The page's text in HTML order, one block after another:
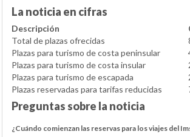
La noticia en cifras
Descripción
Total de plazas ofrecidas
Plazas para turismo de costa peninsular
Plazas para turismo de costa insular
Plazas para turismo de escapada
Plazas reservadas para tarifas reducidas
Preguntas sobre la noticia
¿Cuándo comienzan las reservas para los viajes del